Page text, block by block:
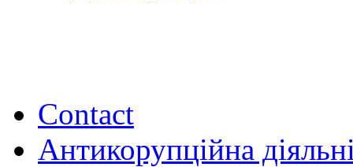
Contact
Антикорупційна